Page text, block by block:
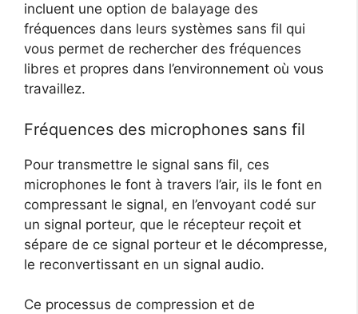
incluent une option de balayage des
fréquences dans leurs systèmes sans fil qui
vous permet de rechercher des fréquences
libres et propres dans l’environnement où vous
travaillez.
Fréquences des microphones sans fil
Pour transmettre le signal sans fil, ces
microphones le font à travers l’air, ils le font en
compressant le signal, en l’envoyant codé sur
un signal porteur, que le récepteur reçoit et
sépare de ce signal porteur et le décompresse,
le reconvertissant en un signal audio.
Ce processus de compression et de